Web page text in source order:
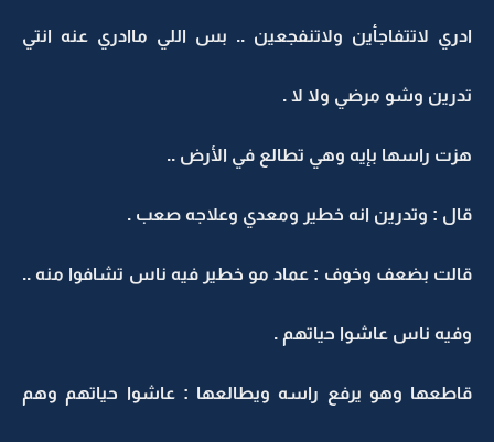
ادري لاتتفاجأين ولاتنفجعين .. بس اللي ماادري عنه انتي
تدرين وشو مرضي ولا لا .
هزت راسها بإيه وهي تطالع في الأرض ..
قال : وتدرين انه خطير ومعدي وعلاجه صعب .
قالت بضعف وخوف : عماد مو خطير فيه ناس تشافوا منه ..
وفيه ناس عاشوا حياتهم .
قاطعها وهو يرفع راسه ويطالعها : عاشوا حياتهم وهم